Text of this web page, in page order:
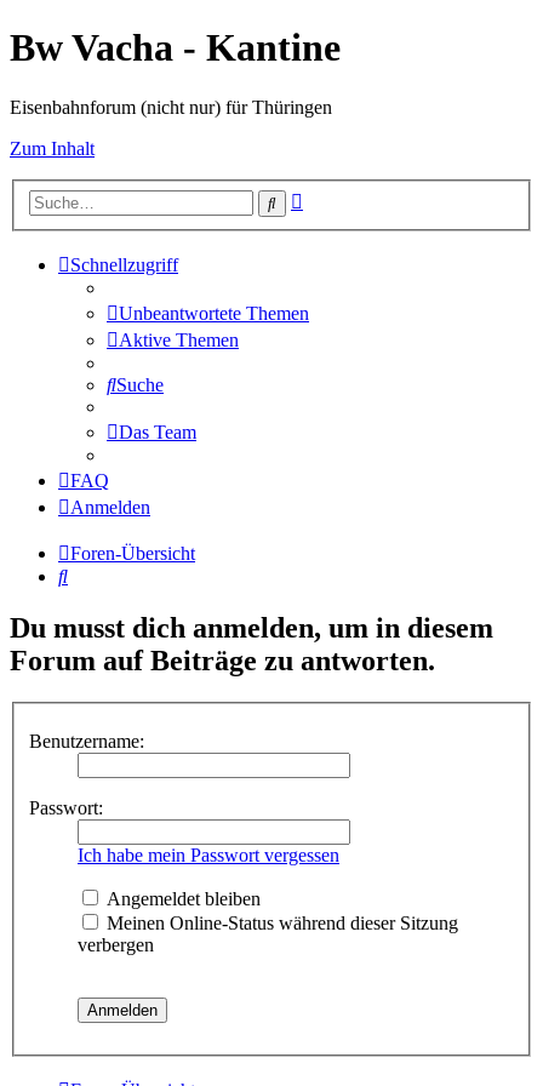
Bw Vacha - Kantine
Eisenbahnforum (nicht nur) für Thüringen
Zum Inhalt
Suche
Schnellzugriff
Unbeantwortete Themen
Aktive Themen
Suche
Das Team
FAQ
Anmelden
Foren-Übersicht
Suche
Du musst dich anmelden, um in diesem
Forum auf Beiträge zu antworten.
Benutzername:
Passwort:
Ich habe mein Passwort vergessen
Angemeldet bleiben
Meinen Online-Status während dieser Sitzung
verbergen